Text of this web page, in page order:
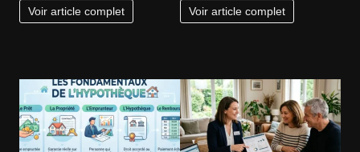
Voir article complet Voir article complet